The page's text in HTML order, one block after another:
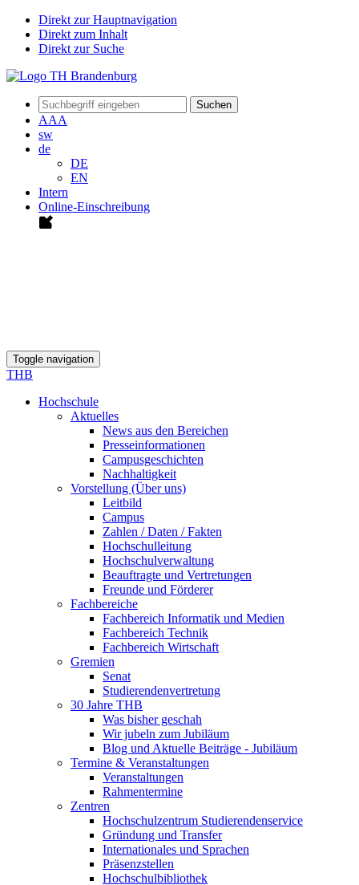
Direkt zur Hauptnavigation
Direkt zum Inhalt
Direkt zur Suche
Suchen
AAA
sw
de
DE
EN
Intern
Online-Einschreibung
Toggle navigation
THB
Hochschule
Aktuelles
News aus den Bereichen
Presseinformationen
Campusgeschichten
Nachhaltigkeit
Vorstellung (Über uns)
Leitbild
Campus
Zahlen / Daten / Fakten
Hochschulleitung
Hochschulverwaltung
Beauftragte und Vertretungen
Freunde und Förderer
Fachbereiche
Fachbereich Informatik und Medien
Fachbereich Technik
Fachbereich Wirtschaft
Gremien
Senat
Studierendenvertretung
30 Jahre THB
Was bisher geschah
Wir jubeln zum Jubiläum
Blog und Aktuelle Beiträge - Jubiläum
Termine & Veranstaltungen
Veranstaltungen
Rahmentermine
Zentren
Hochschulzentrum Studierendenservice
Gründung und Transfer
Internationales und Sprachen
Präsenzstellen
Hochschulbibliothek